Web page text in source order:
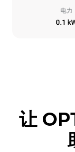
电力
0.1
让